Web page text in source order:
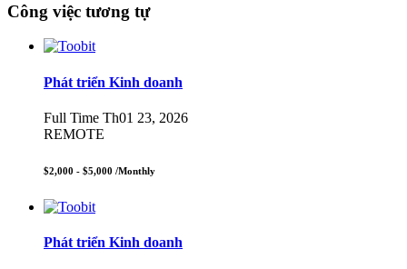
Công việc tương tự
Phát triển Kinh doanh
Full Time Th01 23, 2026
REMOTE
$2,000 - $5,000 /Monthly
Phát triển Kinh doanh